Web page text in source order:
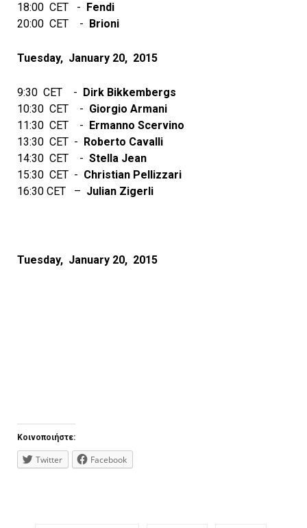
18:00 CET -­
Fendi
20:00 CET -­
Brioni
Tuesday, January 20, 2015
9:30 CET -­
Dirk Bikkembergs
10:30 CET -­ Giorgio Armani
11:30 CET -­
Ermanno Scervino
13:30 CET -­
Roberto Cavalli
14:30 CET -­ Stella Jean
15:30 CET -­ Christian Pellizzari
16:30 CET – ­ Julian Zigerli
Tuesday, January 20, 2015
Κοινοποιήστε:
Twitter Facebook